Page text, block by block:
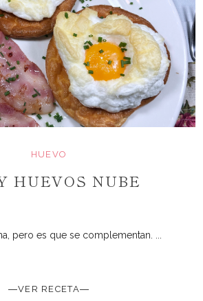
HUEVO
HUEVOS NUBE
pero es que se complementan. ...
―VER RECETA―